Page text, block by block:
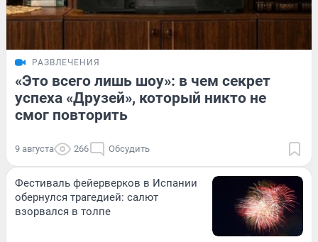
РАЗВЛЕЧЕНИЯ
«Это всего лишь шоу»: в чем секрет
успеха «Друзей», который никто не
смог повторить
9 августа 266 Обсудить
Фестиваль фейерверков в Испании
обернулся трагедией: салют
взорвался в толпе